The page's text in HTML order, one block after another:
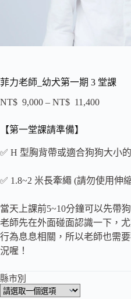
菲力老師_幼犬第一期 3 堂課
NT$ 9,000 – NT$ 11,400
【第一堂課請準備】
✅ H 型胸背帶或適合狗狗大小
✅ 1.8~2 米長牽繩 (請勿使用伸
當天上課前5~10分鐘可以先帶
老師先在外面碰面認識一下，
行為息息相關，所以老師也需
況喔！
縣市別